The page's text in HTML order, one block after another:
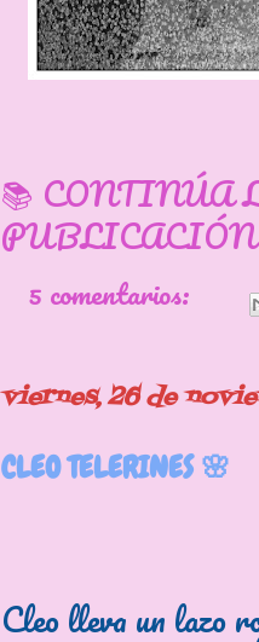
📚 CONTINÚA
5 comentarios:
viernes, 26 de
CLEO TELERINES 🌸
Cleo lleva un lazo